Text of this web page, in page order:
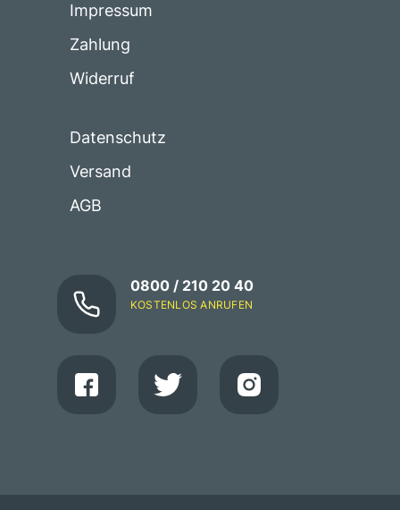
Impressum
Zahlung
Widerruf
Datenschutz
Versand
AGB
0800 / 210 20 40
KOSTENLOS ANRUFEN